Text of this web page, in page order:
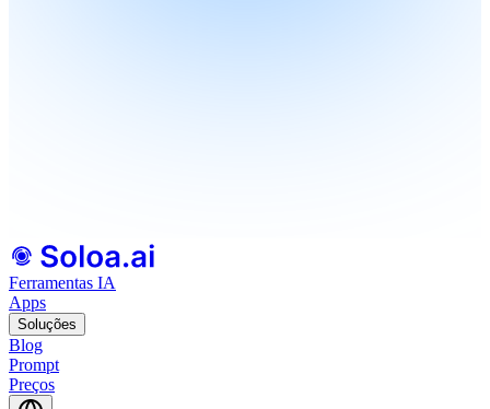
Ferramentas IA
Apps
Soluções
Blog
Prompt
Preços